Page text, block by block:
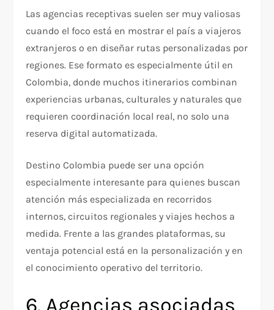
Las agencias receptivas suelen ser muy valiosas
cuando el foco está en mostrar el país a viajeros
extranjeros o en diseñar rutas personalizadas por
regiones. Ese formato es especialmente útil en
Colombia, donde muchos itinerarios combinan
experiencias urbanas, culturales y naturales que
requieren coordinación local real, no solo una
reserva digital automatizada.​
Destino Colombia puede ser una opción
especialmente interesante para quienes buscan
atención más especializada en recorridos
internos, circuitos regionales y viajes hechos a
medida. Frente a las grandes plataformas, su
ventaja potencial está en la personalización y en
el conocimiento operativo del territorio.​